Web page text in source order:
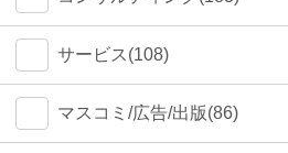
サービス(108)
マスコミ/広告/出版(86)